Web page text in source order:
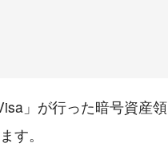
」が行った暗号資産領
す。